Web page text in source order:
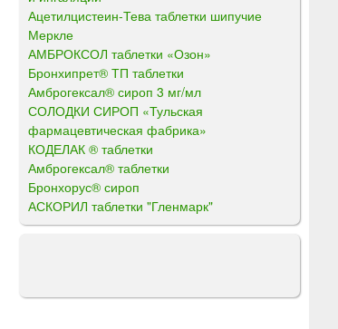
Ацетилцистеин-Тева таблетки шипучие
Меркле
АМБРОКСОЛ таблетки «Озон»
Бронхипрет® ТП таблетки
Амброгексал® сироп 3 мг/мл
СОЛОДКИ СИРОП «Тульская
фармацевтическая фабрика»
КОДЕЛАК ® таблетки
Амброгексал® таблетки
Бронхорус® сироп
АСКОРИЛ таблетки "Гленмарк"